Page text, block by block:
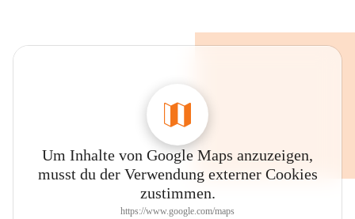
Um Inhalte von Google Maps anzuzeigen,
musst du der Verwendung externer Cookies
zustimmen.
https://www.google.com/maps